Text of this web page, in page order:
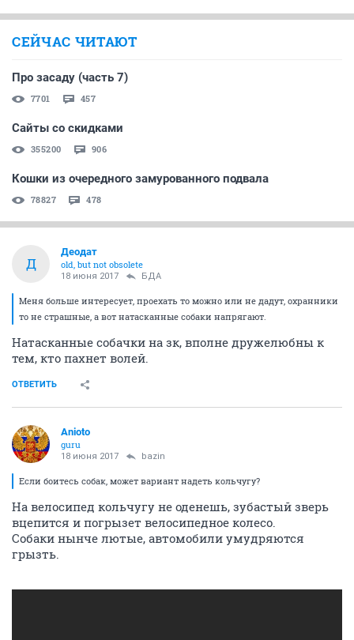
СЕЙЧАС ЧИТАЮТ
Про засаду (часть 7)
7701 457
Сайты со скидками
355200 906
Кошки из очередного замурованного подвала
78827 478
Д
Деодат
old, but not obsolete
18 июня 2017 БДА
Меня больше интересует, проехать то можно или не дадут, охранники
то не страшные, а вот натасканные собаки напрягают.
Натасканные собачки на зк, вполне дружелюбны к
тем, кто пахнет волей.
ОТВЕТИТЬ
Anioto
guru
18 июня 2017 bazin
Если боитесь собак, может вариант надеть кольчугу?
На велосипед кольчугу не оденешь, зубастый зверь
вцепится и погрызет велосипедное колесо.
Собаки нынче лютые, автомобили умудряются
грызть.